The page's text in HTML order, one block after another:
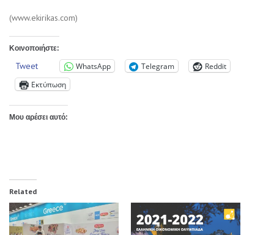
(www.ekirikas.com)
Κοινοποιήστε:
Tweet WhatsApp Telegram
Reddit
Εκτύπωση
Μου αρέσει αυτό:
Related